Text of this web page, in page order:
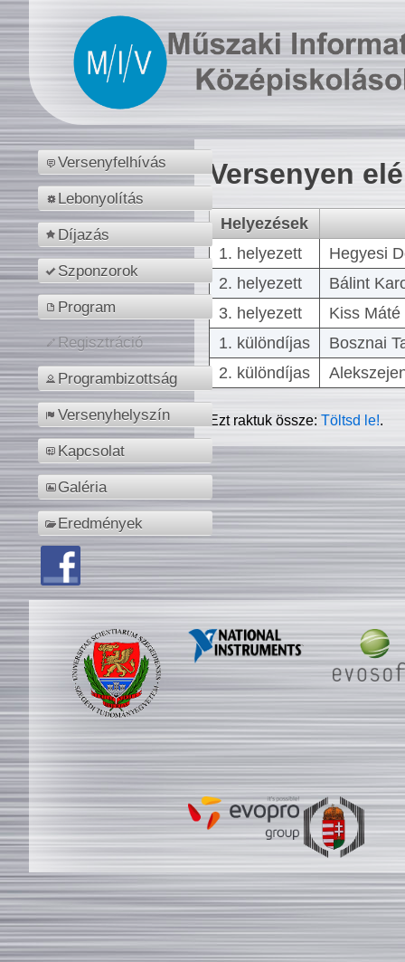
Versenyfelhívás
Lebonyolítás
Díjazás
Szponzorok
Program
Regisztráció
Programbizottság
Versenyhelyszín
Kapcsolat
Galéria
Eredmények
Versenyen
Helyezések
1. helyezett
Hegyesi
2. helyezett
Bálint
3. helyezett
Kiss
1. különdíjas
Bosznai
2. különdíjas
Ezt raktuk össze:Töltsd le!.